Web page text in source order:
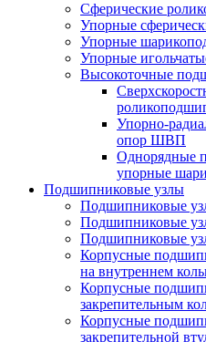
Сферические
Упорные
Упорные
Упорные
Высокоточные
Упорно-
опор ШВП
Однорядные
упорные
Подшипниковые узлы
Подшипниковые
Подшипниковые
Подшипниковые
Корпусные
на внутреннем
Корпусные
закрепительным
Корпусные
закрепительной